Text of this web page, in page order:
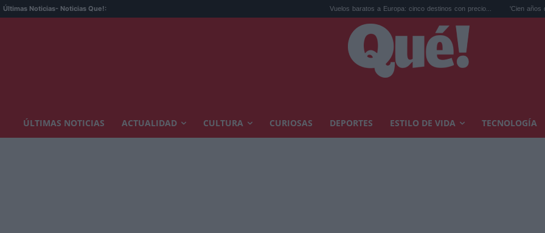
Últimas Noticias- Noticias Que!: Vuelos baratos a Europa: cinco destinos con precio... 'Cien años de soledad', la
ÚLTIMAS NOTICIAS ACTUALIDAD CULTURA CURIOSAS DEPORTES ESTILO DE VIDA TECNOLOGÍA